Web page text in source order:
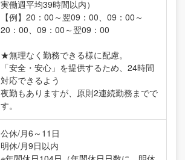
実働週平均39時間以内）
【例】20：00～翌09：00、09：00～
20：00、09：00～翌09：00
★無理なく勤務できる様に配慮。
「安全・安心」を提供するため、24時間
対応できるよう
夜勤もありますが、原則2連続勤務までで
す。
公休/月6～11日
明休/月9日以内